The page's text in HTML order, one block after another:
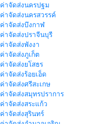
ค่าจัดส่งนครปฐม
ค่าจัดส่งนครสวรรค์
ค่าจัดส่งบึงกาฬ
ค่าจัดส่งปราจีนบุรี
ค่าจัดส่งพังงา
ค่าจัดส่งภูเก็ต
ค่าจัดส่งยโสธร
ค่าจัดส่งร้อยเอ็ด
ค่าจัดส่งศรีสะเกษ
ค่าจัดส่งสมุทรปราการ
ค่าจัดส่งสระแก้ว
ค่าจัดส่งสุรินทร์